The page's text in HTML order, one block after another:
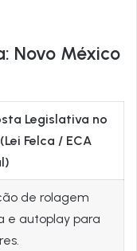
Novo México
Legislativa no
Felca / ECA
de rolagem
e autoplay para